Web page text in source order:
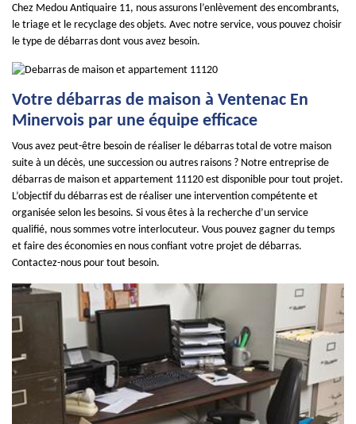
Chez Medou Antiquaire 11, nous assurons l’enlèvement des encombrants,
le triage et le recyclage des objets. Avec notre service, vous pouvez choisir
le type de débarras dont vous avez besoin.
Votre débarras de maison à Ventenac En
Minervois par une équipe efficace
Vous avez peut-être besoin de réaliser le débarras total de votre maison
suite à un décès, une succession ou autres raisons ? Notre entreprise de
débarras de maison et appartement 11120 est disponible pour tout projet.
L’objectif du débarras est de réaliser une intervention compétente et
organisée selon les besoins. Si vous êtes à la recherche d’un service
qualifié, nous sommes votre interlocuteur. Vous pouvez gagner du temps
et faire des économies en nous confiant votre projet de débarras.
Contactez-nous pour tout besoin.